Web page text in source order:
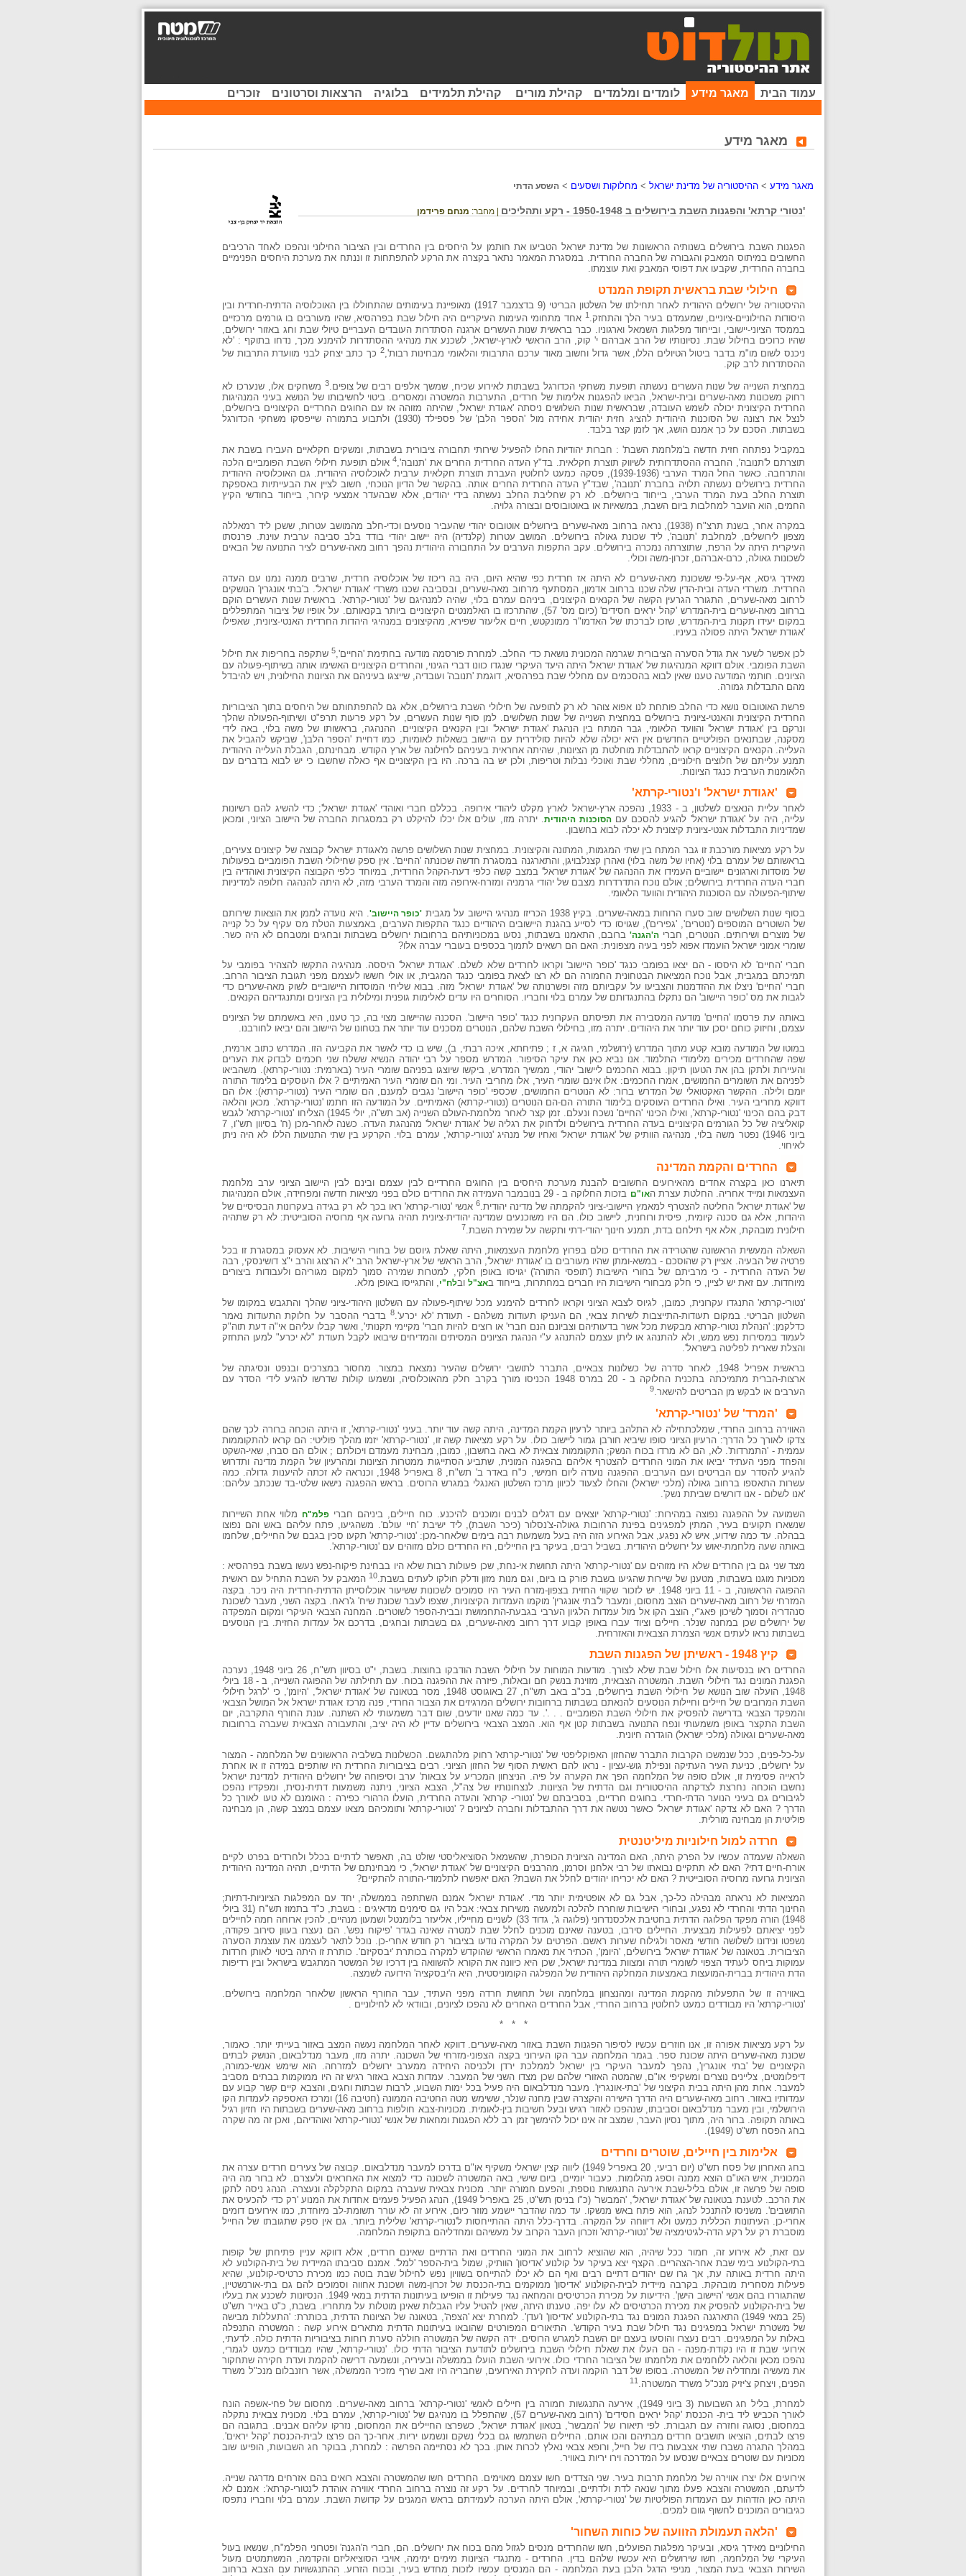
עמוד הבית מאגר מידע לומדים ומלמדים קהילת מורים קהילת תלמידים בלוגיה הרצאות וסרטונים זוכרים
מאגר מידע
מאגר מידע > ההיסטוריה של מדינת ישראל > מחלוקות ושסעים > השסע הדתי
'נטורי קרתא' והפגנות השבת בירושלים ב 1950-1948 - רקע ותהליכים | מחבר: מנחם פרידמן
הפגנות השבת בירושלים בשנותיה הראשונות של מדינת ישראל הטביעו את חותמן על היחסים בין החרדים ובין הציבור החילוני ונהפכו לאחד הרכיבים
החשובים במיתוס המאבק והגבורה של החברה החרדית. במסגרת המאמר נתאר בקצרה את הרקע להתפתחות זו וננתח את מערכת היחסים הפנימיים
בחברה החרדית, שקבעו את דפוסי המאבק ואת עוצמתו.
חילולי שבת בראשית תקופת המנדט
ההיסטוריה של ירושלים היהודית לאחר תחילתו של השלטון הבריטי (9 בדצמבר 1917) מאופיינת בעימותים שהתחוללו בין האוכלוסיה הדתית-חרדית ובין
היסודות החילוניים-ציוניים, שמעמדם בעיר הלך והתחזק. 1 אחד מתחומי העימות העיקריים היה חילול שבת בפרהסיא, שהיו מעורבים בו גורמים מרכזיים
בממסד הציוני-יישובי, ובייחוד מפלגות השמאל וארגוניו. כבר בראשית שנות העשרים ארגנה הסתדרות העובדים העבריים טיולי שבת וחג באזור ירושלים,
שהיו כרוכים בחילול שבת. נסיונותיו של הרב אברהם י' קוק, הרב הראשי לארץ-ישראל, לשכנע את מנהיגי ההסתדרות להימנע מכך, נדחו בתוקף : 'לא
ניכנס לשום מו"מ בדבר ביטול הטיולים הללו, אשר גדול וחשוב מאוד ערכם התרבותי והלאומי מבחינות רבות',2 כך כתב יצחק לבני מוועדת התרבות של
ההסתדרות לרב קוק.
במחצית השנייה של שנות העשרים נעשתה תופעת משחקי הכדורגל בשבתות לאירוע שכיח, שמשך אלפים רבים של צופים.3 משחקים אלו, שנערכו לא
רחוק משכונות מאה-שערים ובית-ישראל, הביאו להפגנות אלימות של חרדים, התערבות המשטרה ומאסרים. ביטוי לחשיבותו של הנושא בעיני המנהיגות
החרדית הקיצונית יכולה לשמש העובדה, שבראשית שנות השלושים ניסתה 'אגודת ישראל', שהיתה מזוהה אז עם החוגים החרדיים הקיצוניים בירושלים,
לנצל את רצונה של הסוכנות היהודית להציג חזית יהודית אחידה מול 'הספר הלבן' של פספילד (1930) ולתבוע בתמורה שייפסקו משחקי הכדורגל
בשבתות. הסכם על כך אמנם הושג, אך לזמן קצר בלבד.
במקביל נפתחה חזית חדשה ב'מלחמת השבת' : חברות יהודיות החלו להפעיל שירותי תחבורה ציבורית בשבתות, ומשקים חקלאיים העבירו בשבת את
תוצרתם ל'תנובה', החברה ההסתדרותית לשיווק תוצרת חקלאית. בד"ץ העדה החרדית החרים את 'תנובה',4אולם תופעת חילולי השבת הפומביים הלכה
והתרחבה. כאשר החל המרד הערבי (1939-1936), פסקה כמעט לחלוטין העברת תוצרת חקלאית ערבית לאוכלוסיה היהודית. גם האוכלוסיה היהודית
החרדית בירושלים נעשתה תלויה בחברת 'תנובה', שבד"ץ העדה החרדית החרים אותה. בהקשר של הדיון הנוכחי, חשוב לציין את הבעייתיות באספקת
תוצרת החלב בעת המרד הערבי, בייחוד בירושלים. לא רק שחליבת החלב נעשתה בידי יהודים, אלא שבהעדר אמצעי קירור, בייחוד בחודשי הקיץ
החמים, הוא הועבר למחלבות ביום השבת, במשאיות או באוטובוסים ובצורה גלויה.
במקרה אחר, בשנת תרצ"ח (1938), נראה ברחוב מאה-שערים בירושלים אוטובוס יהודי שהעביר נוסעים וכדי-חלב מהמושב עטרות, ששכן ליד רמאללה
מצפון לירושלים, למחלבת 'תנובה', ליד שכונת גאולה בירושלים. המושב עטרות (קלנדיה) היה יישוב יהודי בודד בלב סביבה ערבית עוינת. פרנסתו
העיקרית היתה על הרפת, שתוצרתה נמכרה בירושלים. עקב התקפות הערבים על התחבורה היהודית נהפך רחוב מאה-שערים לציר התנועה של הבאים
לשכונות גאולה, כרם-אברהם, זכרון-משה וכולי.
מאידך גיסא, אף-על-פי ששכונת מאה-שערים לא היתה אז חרדית כפי שהיא היום, היה בה ריכוז של אוכלוסיה חרדית, שרבים ממנה נמנו עם העדה
החרדית. משרדי העדה ובית-הדין שלה שכנו ברחוב אדמון, המסתעף מרחוב מאה-שערים, ובסביבה שכנו משרדי 'אגודת ישראל'. ב'בתי אונגרין' הנושקים
לרחוב מאה-שערים, התגורר הגרעין הקשה של הקנאים הקיצונים, ביניהם עמרם בלוי, שהיה למנהיגם של 'נטורי-קרתא'. בראשית שנות העשרים הוקם
ברחוב מאה-שערים בית-המדרש 'קהל יראים חסידים' (כיום מס' 57), שהתרכזו בו האלמנטים הקיצוניים ביותר בקנאותם. על אופיו של ציבור המתפללים
במקום יעידו תקנות בית-המדרש, שזכו לברכתו של האדמו"ר ממונקטש, חיים אליעזר שפירא, מהקיצונים במנהיגי היהדות החרדית האנטי-ציונית, שאפילו
'אגודת ישראל' היתה פסולה בעיניו.
לכן אפשר לשער את גודל הסערה הציבורית שגרמה המכונית נושאת כדי החלב. למחרת פורסמה מודעה בחתימת 'החיים',5שתקפה בחריפות את חילול
השבת הפומבי. אולם דווקא המנהיגות של 'אגודת ישראל' היתה היעד העיקרי שנגדו כוונו דברי הגינוי, והחרדים הקיצוניים האשימו אותה בשיתוף-פעולה עם
הציונים. חותמי המודעה טענו שאין לבוא בהסכמים עם מחללי שבת בפרהסיא, דוגמת 'תנובה' ועובדיה, שייצגו בעיניהם את הציונות החילונית, ויש להיבדל
מהם התבדלות גמורה.
פרשת האוטובוס נושא כדי החלב פותחת לנו אפוא צוהר לא רק לתופעה של חילולי השבת בירושלים, אלא גם להתפתחותם של היחסים בתוך הציבוריות
החרדית הקיצונית והאנטי-ציונית בירושלים במחצית השנייה של שנות השלושים. למן סוף שנות העשרים, על רקע פרעות תרפ"ט ושיתוף-הפעולה שהלך
ונרקם בין 'אגודת ישראל' והוועד הלאומי, גבר המתח בין הנהגת 'אגודת ישראל' ובין הקנאים הקיצוניים. ההנהגה, בראשותו של משה בלוי, באה לידי
מסקנה, שבתנאים הפוליטיים החדשים אין היא יכולה שלא להיות סולידרית עם היישוב בשאלות לאומיות, כמו דחיית 'הספר הלבן', שביקש להגביל את
העלייה. הקנאים הקיצוניים קראו להתבדלות מוחלטת מן הציונות, שהיתה אחראית בעיניהם לחילונה של ארץ הקודש. מבחינתם, הגבלת העלייה היהודית
תמנע עלייתם של חלוצים חילוניים, מחללי שבת ואוכלי נבלות וטריפות, ולכן יש בה ברכה. היו בין הקיצוניים אף כאלה שחשבו כי יש לבוא בדברים עם
הלאומנות הערבית כנגד הציונות.
'אגודת ישראל' ו'נטורי-קרתא'
לאחר עליית הנאצים לשלטון, ב - 1933, נהפכה ארץ-ישראל לארץ מקלט ליהודי אירופה. בכללם חברי ואוהדי 'אגודת ישראל'; כדי להשיג להם רשיונות
עלייה, היה על 'אגודת ישראל' להגיע להסכם עםהסוכנות היהודית. יתרה מזו, עולים אלו יכלו להיקלט רק במסגרות החברה של היישוב הציוני, ומכאן
שמדיניות התבדלות אנטי-ציונית קיצונית לא יכלה לבוא בחשבון.
על רקע מציאות מורכבת זו גבר המתח בין שתי המגמות, המתונה והקיצונית. במחצית שנות השלושים פרשה מ'אגודת ישראל' קבוצה של קיצונים צעירים,
בראשותם של עמרם בלוי (אחיו של משה בלוי) ואהרן קצנלבויגן, והתארגנה במסגרת חדשה שכונתה 'החיים'. אין ספק שחילולי השבת הפומביים בפעולות
של מוסדות וארגונים יישוביים העמידו את ההנהגה של 'אגודת ישראל' במצב קשה כלפי דעת-הקהל החרדית, במיוחד כלפי הקבוצה הקיצונית ואוהדיה בין
חברי העדה החרדית בירושלים; אולם נוכח התדרדרות מצבם של יהודי גרמניה ומזרח-אירופה מזה והמרד הערבי מזה, לא היתה להנהגה חלופה למדיניות
שיתוף-הפעולה עם הסוכנות היהודית והוועד הלאומי.
בסוף שנות השלושים שוב סערו הרוחות במאה-שערים. בקיץ 1938 הכריזו מנהיגי היישוב על מגבית
'כופר היישוב'
. היא נועדה לממן את הוצאות שירותם
של השוטרים המוספים ('נוטרים', 'גפירים'), שגויסו כדי לסייע בהגנת היישובים היהודיים כנגד התקפות הערבים, באמצעות הטלת מס עקיף על כל קנייה
של מוצרים ושירותים. הנוטרים, חברי ה'הגנה'ברובם, התאמנו בשבתות, נסעו במכוניותיהם ברחובות ירושלים בשבתות ובחגים ומטבחם לא היה כשר.
שומרי אמוני ישראל הועמדו אפוא לפני בעיה מצפונית: האם הם רשאים לתמוך בכספים בעוברי עברה אלו?
חברי 'החיים' לא היססו - הם יצאו בפומבי כנגד 'כופר היישוב' וקראו לחרדים שלא לשלם. 'אגודת ישראל' היססה. מנהיגיה התקשו להצהיר בפומבי על
תמיכתם במגבית, אבל נוכח המציאות הבטחונית החמורה הם לא רצו לצאת בפומבי כנגד המגבית, או אולי חששו לעצמם מפני תגובת הציבור הרחב.
חברי 'החיים' ניצלו את ההזדמנות והצביעו על עקביותם מזה ופשרנותה של 'אגודת ישראל' מזה. בבוא שליחי המוסדות היישוביים לשוק מאה-שערים כדי
לגבות את מס 'כופר היישוב' הם נתקלו בהתנגדותם של עמרם בלוי וחבריו. הסוחרים היו עדים לאלימות גופנית ומילולית בין הציונים ומתנגדיהם הקנאים.
באותה עת פרסמו 'החיים' מודעה המסבירה את תפיסתם העקרונית כנגד 'כופר היישוב'. הסכנה שהיישוב מצוי בה, כך טענו, היא באשמתם של הציונים
עצמם, וחיזוק כוחם יסכן עוד יותר את היהודים. יתרה מזו, בחילולי השבת שלהם, הנוטרים מסכנים עוד יותר את בטחונו של היישוב והם יביאו לחורבנו.
במוטו של המודעה מובא קטע מתוך המדרש (ירושלמי, חגיגה א, ז ; פתיחתא, איכה רבתי, ב), שיש בו כדי לאשר את הקביעה הזו. המדרש כתוב ארמית,
שפה שהחרדים מכירים מלימודי התלמוד. אנו נביא כאן את עיקר הסיפור. המדרש מספר על רבי יהודה הנשיא ששלח שני חכמים לבדוק את הערים
והעיירות ולתקן בהן את הטעון תיקון. בבוא החכמים ליישוב' יהודי, ממשיך המדרש, ביקשו שיוצגו בפניהם שומרי העיר (בארמית: נטורי-קרתא). משהביאו
לפניהם את השומרים החמושים, אמרו החכמים: אלו אינם שומרי העיר, אלו מחריבי העיר. ומי הם שומרי העיר האמיתיים ? אלו העוסקים בלימוד התורה
יומם ולילה. ההקשר האקטואלי של המדרש ברור: לא הנוטרים החמושים, שכספי 'כופר היישוב' נגבים למענם, הם שומרי העיר (נטורי-קרתא): אלו הם
דווקא מחריבי העיר. ואילו החרדים העוסקים בלימוד התורה הם-הם הנוטרים (נטורי-קרתא) האמיתיים. על המודעה הזו חתמו 'נטורי-קרתא'. מכאן והלאה
דבק בהם הכינוי 'נטורי-קרתא', ואילו הכינוי 'החיים' נשכח ונעלם. זמן קצר לאחר מלחמת-העולם השנייה (אב תש"ה, יולי 1945) הצליחו 'נטורי-קרתא' לגבש
קואליציה של כל הגורמים הקיצוניים בעדה החרדית בירושלים ולדחוק את רגליה של 'אגודת ישראל' מהנהגת העדה. כשנה לאחר-מכן (ח' בסיוון תש"ו, 7
ביוני 1946) נפטר משה בלוי, מנהיגה הוותיק של 'אגודת ישראל' ואחיו של מנהיג 'נטורי-קרתא', עמרם בלוי. הקרקע בין שתי התנועות הללו לא היה ניתן
לאיחוי.
החרדים והקמת המדינה
תיארנו כאן בקצרה אחדים מהאירועים החשובים להבנת מערכת היחסים בין החוגים החרדיים לבין עצמם ובינם לבין היישוב הציוני ערב מלחמת
העצמאות ומייד אחריה. החלטת עצרת האו"ם
בזכות החלוקה ב - 29 בנובמבר העמידה את החרדים כולם בפני מציאות חדשה ומפחידה, אולם המנהיגות
של 'אגודת ישראל' החליטה להצטרף למאמץ היישובי-ציוני להקמתה של מדינה יהודית. 6אנשי 'נטורי-קרתא' ראו בכך לא רק בגידה בעקרונות הבסיסיים של
היהדות, אלא גם סכנה קיומית, פיסית ורוחנית, ליישוב כולו. הם היו משוכנעים שמדינה יהודית-ציונית תהיה גרועה אף מרוסיה הסובייטית: לא רק שתהיה
חילונית מובהקת, אלא אף תילחם בדת, תמנע חינוך יהודי-דתי ותקשה על שמירת השבת.7
השאלה המעשית הראשונה שהטרידה את החרדים כולם בפרוץ מלחמת העצמאות, היתה שאלת גיוסם של בחורי הישיבות. לא אעסוק במסגרת זו בכל
פרטיה של הבעיה. אציין רק שהוסכם - במשא-ומתן שהיו מעורבים בו 'אגודת ישראל', הרב הראשי של ארץ-ישראל הרב י"א הרצוג והרב י"צ דושינסקי, רבה
של העדה החרדית - כי מרביתם של בחורי הישיבות ('תופסי התורה') יגויסו באופן חלקי, למטרות שמירה סמוך למקום מגוריהם ולעבודות ביצורים
מיוחדות. עם זאת יש לציין, כי חלק מבחורי הישיבות היו חברים במחתרות, בייחוד באצ"ל ובלח"י, והתגייסו באופן מלא.
'נטורי-קרתא' התנגדו עקרונית, כמובן, לגיוס לצבא הציוני וקראו לחרדים להימנע מכל שיתוף-פעולה עם השלטון היהודי-ציוני שהלך והתגבש במקומו של
השלטון הבריטי. במקום תעודות-התייצבות לשירות צבאי, הם העניקו תעודות משלהם - תעודת 'לא יכרע'.8 בדברי ההסבר על חלוקת התעודות נאמר
כדלקמן: 'הנהלת נטורי-קרתא מבקשת מכל אשר בדעותיהם וצביונם הנם חברי' או רוצים להיות חברי' מקיימי תקנותי', ואשר קבלו עליהם אי"ה דעת תוה"ק
לעמוד במסירות נפש ממש, ולא להתנהג או ליתן עצמם להתנהג ע"י הנהגת הציונים המסיתים והמדיחים שיבואו לקבל תעודת "לא יכרע" למען התחזק
והצלת שארית לפליטה בישראל'.
בראשית אפריל 1948, לאחר סדרה של כשלונות צבאיים, התברר לתושבי ירושלים שהעיר נמצאת במצור. מחסור במצרכים ובנפט ונסיגתה של
ארצות-הברית מתמיכתה בתכנית החלוקה ב - 20 במרס 1948 הכניסו מורך בקרב חלק מהאוכלוסיה, ונשמעו קולות שדרשו להגיע לידי הסדר עם
הערבים או לבקש מן הבריטים להישאר.9
'המרד' של 'נטורי-קרתא'
האווירה ברחוב החרדי, שמלכתחילה לא התלהב ביותר לרעיון הקמת המדינה, היתה קשה עוד יותר. בעיני 'נטורי-קרתא', זו היתה הוכחה ברורה לכך שהם
צדקו לאורך כל הדרך: הרעיון הציוני סופו שיביא חורבן גמור ליישוב כולו. על רקע מציאות קשה זו, 'נטורי-קרתא' יזמו מהלך פוליטי: הם קראו להתקוממות
עממית - 'התמרדות'. לא, הם לא מרדו בכוח הנשק; התקוממות צבאית לא באה בחשבון, כמובן, מבחינת מעמדם ויכולתם ; אולם הם סברו, שאי-השקט
והפחד מפני העתיד יביאו את המוני החרדים להצטרף אליהם בהפגנה המונית, שתביע הסתייגות ממטרות הציונות ומהרעיון של הקמת מדינה ותדרוש
להגיע להסדר עם הבריטים ועם הערבים. ההפגנה נועדה ליום חמישי, כ"ח באדר ב' תש"ח, 8 באפריל 1948, וכנראה לא זכתה להיענות גדולה. כמה
עשרות התאספו ברחוב גאולה (מלכי ישראל) והחלו לצעוד לכיוון מרכז השלטון האנגלי במגרש הרוסים. בראש ההפגנה נישאו שלטי-בד שנכתב עליהם:
'אנו לשלום - אנו דורשים שביתת נשק'.
השמועה על ההפגנה נפוצה במהירות: 'נטורי-קרתא' יוצאים עם דגלים לבנים ומוכנים להיכנע. כוח חיילים, ביניהם חברי פלמ"ח
מלווי אחת השיירות
שנשארו תקועים בעיר, המתין למפגינים בפינת הרחובות גאולה-צ'נסלור (כיכר השבת), ליד ישיבת 'חיי עולם'. משהגיעו, פתח עליהם באש והם נפוצו
בבהלה. עד כמה שידוע, איש לא נפגע, אבל האירוע הזה היה בעל משמעות רבה בימים שלאחר-מכן: 'נטורי-קרתא' תקעו סכין בגבם של החיילים, שלחמו
באותה שעה מלחמת-יאוש על ירושלים היהודית. בשביל רבים, בעיקר בין החיילים, היו החרדים כולם מזוהים עם 'נטורי-קרתא'.
מצד שני גם בין החרדים שלא היו מזוהים עם 'נטורי-קרתא' היתה תחושת אי-נחת, שכן פעולות רבות שלא היו בבחינת פיקוח-נפש נעשו בשבת בפרהסיא :
מכוניות מוגנו בשבתות, מטענן של שיירות שהגיעו בשבת פורק בו ביום, וגם מנות מזון ודלק חולקו לעתים בשבת.10 המאבק על השבת התחיל עם ראשית
ההפוגה הראשונה, ב - 11 ביוני 1948. יש לזכור שקווי החזית בצפון-מזרח העיר היו סמוכים לשכונות ששיעור אוכלוסייתן הדתית-חרדית היה ניכר. בקצה
המזרחי של רחוב מאה-שערים הוצב מחסום, ומעבר ל'בתי אונגרין' מוקמו העמדות הקיצוניות, שצפו לעבר שכונת שיח' ג'ראח. בקצה השני, מעבר לשכונת
סנהדריה וסמוך לשיכון פאג"י, הוצב הקו אל מול עמדות הלגיון הערבי בגבעת-התחמושת ובבית-הספר לשוטרים. המחנה הצבאי העיקרי ומקום המפקדה
של ירושלים שכן במחנה שנלר. חיילים וציוד עברו באופן קבוע דרך רחוב מאה-שערים, גם בשבתות ובחגים, בדרכם אל עמדות החזית. בין הנוסעים
בשבתות נראו לעתים אנשי הצמרת הצבאית והאזרחית.
קיץ 1948 - ראשיתן של הפגנות השבת
החרדים ראו בנסיעות אלו חילול שבת שלא לצורך. מודעות המוחות על חילולי השבת הודבקו בחוצות. בשבת, י"ט בסיוון תש"ח, 26 ביוני 1948, נערכה
הפגנת המונים נגד חילולי השבת. המשטרה הצבאית, מזוינת בנשק חם ובאלות, פיזרה את ההפגנה בכוח. עם תחילתה של ההפוגה השנייה, ב - 18 ביולי
1948, הועלה שוב הנושא של חילולי השבת בירושלים, בכ"ב באב תש"ח, 27 באוגוסט 1948, מסר בטאונה של 'אגודת ישראל', 'היומן', כי 'לרגל חילולי
השבת המרובים של חיילים וחיילות הנוסעים להנאתם בשבתות ברחובות ירושלים המרגיזים את הצבור החרדי, פנה מרכז אגודת ישראל אל המושל הצבאי
והמפקד הצבאי בדרישה להפסיק את חילולי השבת הפומביים . . .'. עד כמה שאנו יודעים, שום דבר משמעותי לא השתנה. עונת החורף התקרבה, יום
השבת התקצר באופן משמעותי ונפח התנועה בשבתות קטן אף הוא. המצב הצבאי בירושלים עדיין לא היה יציב, והתעבורה הצבאית שעברה ברחובות
מאה-שערים וגאולה (מלכי ישראל) הוגדרה חיונית.
על-כל-פנים, ככל שנמשכו הקרבות התברר שהחזון האפוקליפטי של 'נטורי-קרתא' רחוק מלהתגשם. הכשלונות בשלביה הראשונים של המלחמה - המצור
על ירושלים, כניעת העיר העתיקה ונפילת גוש-עציון - נראו להם ראשית הסוף של החזון הציוני. רבים בציבוריות החרדית היו שותפים במידה זו או אחרת
לראייה פסימית זו, אולם סופה של המלחמה הפך את הקערה על פיה. הניצחון המכריע על צבאות' ערב וסיפוחה של ירושלים היהודית למדינת ישראל
נחשבו הוכחה נחרצת לצדקתה ההיסטורית וגם הדתית של הציונות. לנצחונותיו של צה"ל, הצבא הציוני, ניתנה משמעות דתית-נסית, ומפקדיו נהפכו
לגיבורים גם בעיני הנוער הדתי-חרדי. בחוגים חרדיים, בסביבתם של 'נטורי- קרתא' והעדה החרדית, הועלו הרהורי כפירה : האומנם לא טעו לאורך כל
הדרך ? האם לא צדקה 'אגודת ישראל' כאשר נטשה את דרך ההתבדלות וחברה לציונים ? 'נטורי-קרתא' ותומכיהם מצאו עצמם במצב קשה, הן מבחינה
פוליטית הן מבחינה מורלית.
חרדה למול חילוניות מיליטנטית
השאלה שעמדה עכשיו על הפרק היתה, האם המדינה הציונית הכופרת, שהשמאל הסוציאליסטי שולט בה, תאפשר לדתיים בכלל ולחרדים בפרט לקיים
אורח-חיים דתי? האם לא תתקיים נבואתו של רבי אלחנן וסרמן, מהרבנים הקיצוניים של 'אגודת ישראל', כי מבחינתם של הדתיים, תהיה המדינה היהודית
הציונית גרועה מרוסיה הסובייטית ? האם לא יכריחו יהודים לחלל את השבת? האם יאפשרו לתלמודי-התורה להתקיים?
המציאות לא נראתה מבהילה כל-כך, אבל גם לא אופטימית יותר מדי. 'אגודת ישראל' אמנם השתתפה בממשלה, יחד עם המפלגות הציוניות-דתיות;
החינוך הדתי והחרדי לא נפגע, ובחורי הישיבות שוחררו להלכה ולמעשה משירות צבאי: אבל היו גם סימנים מדאיגים : בשבת, כ"ד בתמוז תש"ח (31 ביולי
1948) הורה מפקד הפלוגה הדתית בחטיבת אלכסנדרוני (פלוגה ג', גדוד 33) לשניים מחייליו, אליעזר בלומנטל ושמעון מנהיים, להכין ארוחה חמה לחיילים
לפני יציאתם לפעילות מבצעית. החיילים סירבו, בטענה שאינם מוכנים לחלל שבת למטרה שאינה בגדר 'פיקוח נפש'. הם נעצרו בעוון סירוב פקודה,
נשפטו ונידונו לשלושה חודשי מאסר ולגילוח שערות ראשם. הפרטים על המקרה נודעו בציבור רק חודש אחרי-כן. נוכל לתאר לעצמנו את עוצמת הסערה
הציבורית. בטאונה של 'אגודת ישראל' בירושלים, 'היומן', הכתיר את מאמרו הראשי שהוקדש למקרה בכותרת 'יבסקיזם'. כותרת זו היתה ביטוי לאותן חרדות
עמוקות ביחס לעתיד הצפוי לשומרי תורה ומצוות במדינת ישראל, שכן היא כיוונה את הקורא להשוואה בין דרכיו של המשטר המתגבש בישראל ובין רדיפות
הדת היהודית בברית-המועצות באמצעות המחלקה היהודית של המפלגה הקומוניסטית, היא ה'יבסקציה' הידועה לשמצה.
באווירה זו של התפעלות מהקמת המדינה ומהנצחון במלחמה ושל תחושת חרדה מפני העתיד, עבר החורף הראשון שלאחר המלחמה בירושלים.
'נטורי-קרתא' היו מבודדים כמעט לחלוטין ברחוב החרדי, אבל החרדים האחרים לא נהפכו לציונים, ובוודאי לא לחילוניים .
* * *
על רקע מציאות אפורה זו, אנו חוזרים עכשיו לסיפור הפגנות השבת באזור מאה-שערים. דווקא לאחר המלחמה נעשה המצב באזור בעייתי יותר. כאמור,
שכונת מאה-שערים היתה שכונת ספר. בגמר המלחמה עבר הקו העירוני בקצה הצפוני-מזרחי של השכונה. יתרה מזו, מעבר מנדלבאום, הנושק לבתים
הקיצוניים של 'בתי אונגרין', נהפך למעבר העיקרי בין ישראל לממלכת ירדן ולכניסה היחידה ממערב ירושלים למזרחה. הוא שימש אנשי-כמורה,
דיפלומטים, צליינים נוצרים ומשקיפי או"ם, שהמטה האזורי שלהם שכן מצדו השני של המעבר. עמדות הצבא באזור רגיש זה היו ממוקמות בבתים מסביב
למעבר. אחת מהן היתה בבית הקיצוני של 'בתי-אונגרין'. מעבר מנדלבאום היה פעיל בכל ימות השבוע, לרבות שבתות וחגים, והצבא קיים קשר קבוע עם
עמדותיו באזור. רחוב מאה-שערים היה הדרך הישירה והקצרה שבין מחנה שנלר, ששימש מטה החטיבה הממונה (חטיבה 16) ומרכז האספקה לעמדות הקו
הירושלמי, ובין מעבר מנדלבאום וסביבתו, שנהפכו לאזור רגיש ובעל חשיבות בין-לאומית. מכוניות-צבא חולפות ברחוב מאה-שערים בשבתות היו חזיון רגיל
באותה תקופה. ברור היה, מתוך נסיון העבר, שמצב זה אינו יכול להימשך זמן רב ללא הפגנות ומחאות של אנשי 'נטורי-קרתא' ואוהדיהם, ואכן זה מה שקרה
בחג הפסח תש"ט (1949).
אלימות בין חיילים, שוטרים וחרדים
בחג האחרון של פסח תש"ט (יום רביעי, 20 באפריל 1949) ליווה קצין ישראלי משקיף או"ם בדרכו למעבר מנדלבאום. קבוצה של צעירים חרדים עצרה את
המכונית, איש האו"ם הוצא ממנה וספג מהלומות. כעבור יומיים, ביום שישי, באה המשטרה לשכונה כדי למצוא את האחראים ולעצרם. לא ברור מה היה
סופה של פרשה זו, אולם בליל-שבת אירעה התנגשות נוספת, והפעם חמורה יותר. מכונית צבאית שעברה במקום התקלקלה ונעצרה. הנהג ניסה לתקן
את הרכב. לטענת בטאונה של 'אגודת ישראל', 'המבשר' (כ"ו בניסן תש"ט, 25 באפריל 1949), הנהג הפעיל פעמים אחדות את המנוע 'רק כדי להכעיס את
התושבים'. משניסו להתנכל לנהג, הוא פתח באש מנשקו. עד כמה שהדבר יישמע מוזר כיום, אירוע זה לא עורר תשומת-לב מיוחדת, כמו אירועים דומים
אחרי-כן. העיתונות הכללית כמעט ולא דיווחה על המקרה. בדרך-כלל היתה ההתייחסות ל'נטורי-קרתא' שלילית ביותר. גם אין ספק שתגובתו של החייל
מוסברת רק על רקע הדה-לגיטימציה של 'נטורי-קרתא' וזכרון העבר הקרוב על מעשיהם ומחדליהם בתקופת המלחמה.
עם זאת, לא אירוע זה, חמור ככל שיהיה, הוא שהוציא לרחוב את המוני החרדים ואת הדתיים שאינם חרדים, אלא דווקא עניין פתיחתן של קופות
בתי-הקולנוע בימי שבת אחר-הצהריים. הקצף יצא בעיקר על קולנוע 'אדיסון' הוותיק, שמול בית-הספר 'למל'. אמנם סביבתו המיידית של בית-הקולנוע לא
היתה חרדית באותה עת, אך גרו שם יהודים דתיים רבים ואף הם לא יכלו להתייחס בשוויון נפש לחילול שבת בוטה כמו מכירת כרטיסי-קולנוע, שהיא
פעילות מסחרית מובהקת. בקרבה מיידית לבית-הקולנוע 'אדיסון' ממוקמים בתי-הכנסת של זכרון-משה ושכונת אחווה וסמוכים להם גם בתי-אורנשטיין,
שהתגוררו בהם אנשי 'היישוב הישן'. הידיעות על מכירת הכרטיסים והמחאה נגד פעילות זו הופיעו בעיתונות הדתית במאי 1949. הנסיונות לשכנע את בעליו
של בית-הקולנוע להפסיק את מכירת הכרטיסים לא עלו יפה. טענתו היתה, שאין להטיל עליו הגבלות שאינן מוטלות על מתחריו. בשבת, כ"ט באייר תש"ט
(25 במאי 1949) התארגנה הפגנת המונים נגד בתי-הקולנוע 'אדיסון' ו'עדן'. למחרת יצא 'הצפה', בטאונה של הציונות הדתית, בכותרת: 'התעללות מבישה
של משטרת ישראל במפגינים נגד חילול שבת בעיר הקודש'. התיאורים המפורטים שהובאו בעיתונות הדתית מתארים אירוע קשה : המשטרה התנפלה
באלות על המפגינים. רבים נעצרו והוסעו בעצם יום השבת למגרש הרוסים. ידה הקשה של המשטרה חוללה סערת רוחות בציבוריות הדתית כולה. לדעתי,
אירועי שבת זו היו נקודת-מפנה - הם העלו את שאלת חילולי השבת בירושלים לתודעת הציבור הדתי כולו. 'נטורי-קרתא', שהיו מבודדים כמעט לגמרי,
נהפכו מכאן והלאה ללוחמים את מלחמתו של הציבור החרדי כולו. אירועי השבת הועלו בממשלה ובעיריה, ונשמעה דרישה להקמת ועדת חקירה שתחקור
את מעשיה ומחדליה של המשטרה. בסופו של דבר הוקמה ועדה לחקירת האירועים, שחבריה היו זאב שרף מזכיר הממשלה, אשר רוזנבלום מנכ"ל משרד
הפנים, ויצחק צ'יזיק מנכ"ל משרד המשטרה. 11
למחרת, בליל חג השבועות (3 ביוני 1949), אירעה התנגשות חמורה בין חיילים לאנשי 'נטורי-קרתא' ברחוב מאה-שערים. מחסום של פחי-אשפה הונח
לאורך הכביש ליד בית- הכנסת 'קהל יראים חסידים' (רחוב מאה-שערים 57), שהתפלל בו מנהיגם של 'נטורי-קרתא', עמרם בלוי. מכונית צבאית נתקלה
במחסום, נסוגה וחזרה עם תגבורת. לפי תיאורו של 'המבשר', בטאון 'אגודת ישראל', כשפרצו החיילים את המחסום, נזרקו עליהם אבנים. בתגובה הם
פרצו לבתים, הוציאו תושבים חרדים מבתיהם והכו אותם. החיילים השתמשו גם בכלי נשקם ונשמעו יריות. אחר-כך הם פרצו לבית-הכנסת 'קהל יראים'.
במהלך התגרה נשברו שתי אצבעות בידו של חייל, ורופא צבאי נאלץ לכרות אותן. בכך לא נסתיימה הפרשה : למחרת, בבוקר חג השבועות, הופיעו שוב
מכוניות עם שוטרים צבאיים שנסעו על המדרכה וירו יריות באוויר.
אירועים אלו יצרו אווירה של מלחמת תרבות בעיר. שני הצדדים חשו עצמם מאוימים. החרדים חשו שהמשטרה והצבא רואים בהם אזרחים מדרגה שנייה.
לדעתם, המשטרה והצבא פעלו מתוך שנאה לדת ולדתיים, ובמיוחד לחרדים. על רקע זה נוצרה ברחוב החרדי אווירה אוהדת ל'נטורי-קרתא': אמנם לא
היתה כאן הזדהות עם העמדות הפוליטיות של 'נטורי-קרתא', אולם היתה הערכה לעמידתם בראש המגנים על קדושת השבת. עמרם בלוי וחבריו נתפסו
כגיבורים המוכנים לחשוף גוום למכים.
'הלאה תעמולת הזוועה של כוחות השחור'
החילוניים מאידך גיסא, ובעיקר מפלגות הפועלים, חשו שהחרדים מנסים לגזול מהם בכוח את ירושלים. הם, חברי ה'הגנה' ופטרוני הפלמ"ח, שנשאו בעול
העיקרי של המלחמה, חשו שירושלים היא עכשיו שלהם בדין. החרדים - מתנגדי הציונות מימים ימימה, אויבי הסוציאליזם והקדמה, המשתמטים מעול
השירות הצבאי בעת המצור, מניפי הדגל הלבן בעת המלחמה - הם המנסים עכשיו לזכות מחדש בעיר, ובכוח הזרוע. ההתנגשויות עם הצבא ברחוב